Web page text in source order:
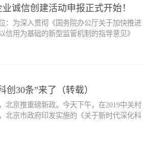
备、机器人、数控机床、数字成型装备、智
基础元件和传动装置等方向。 5.节能环
剂及材料、环境装备、环保检测、节能监
：包括新能源智能汽车整车制造、动力
（浅层地温能、中深层地热能、再生水源热
光伏发电项目）；4.获得市级能效领跑者的
洁生产审核项目。二、申报条件1.申报单位
1 日至2019 年10月31 日竣工的项目。若征集
，可纳入专项资金项目储备库，待项目完工
申报项目应在丰台区行政区域内实施。4.已获
附件1）；2.项目资金申请报告（附件2）；3.
诚信创建活动申报正式开始！
：为深入贯彻《国务院办公厅关于加快推进
信用为基础的新型监管机制的指导意见》
、《中共北京市委北京市人民政府关于印发
意识，进一步优化营商环境。2019年将继续
活动（以下简称创建活动），中关村高新技
企协）承担会员单位新申报和复审工作。获
企业...
创30条”来了（转载）
北京推重磅新政。今天下午，在2019中关村
北京市政府印发实施的《关于新时代深化科
科技创新中心建设的若干政策措施》正式对